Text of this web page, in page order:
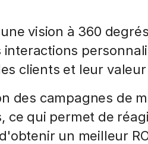
vision à 360
clients et leur valeur
des campagnes de
ce qui permet de
un meilleur